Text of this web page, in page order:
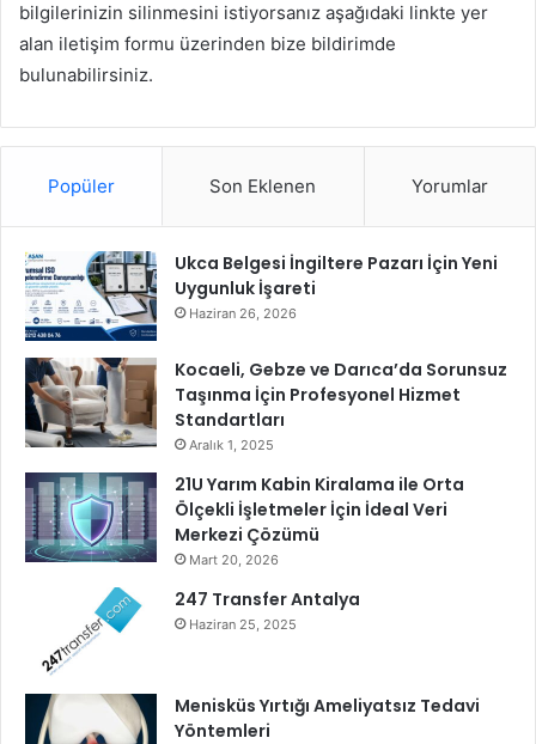
bilgilerinizin silinmesini istiyorsanız aşağıdaki linkte yer
alan iletişim formu üzerinden bize bildirimde
bulunabilirsiniz.
Popüler Son Eklenen Yorumlar
Ukca Belgesi İngiltere Pazarı İçin Yeni
Uygunluk İşareti
Haziran 26, 2026
Kocaeli, Gebze ve Darıca’da Sorunsuz
Taşınma İçin Profesyonel Hizmet
Standartları
Aralık 1, 2025
21U Yarım Kabin Kiralama ile Orta
Ölçekli İşletmeler İçin İdeal Veri
Merkezi Çözümü
Mart 20, 2026
247 Transfer Antalya
Haziran 25, 2025
Menisküs Yırtığı Ameliyatsız Tedavi
Yöntemleri